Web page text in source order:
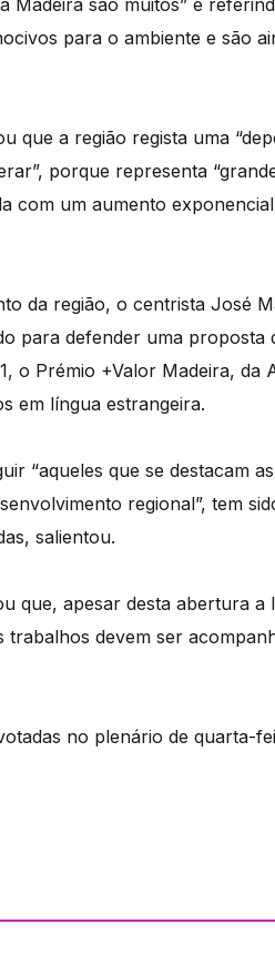
para o ambiente e são
que a região regista uma
porque representa
com um aumento
da região, o centrista José
para defender uma proposta
o Prémio +Valor Madeira, da
em língua estrangeira.
“aqueles que se destacam
regional”, tem
salientou.
que, apesar desta abertura a
devem ser
no plenário de quarta-